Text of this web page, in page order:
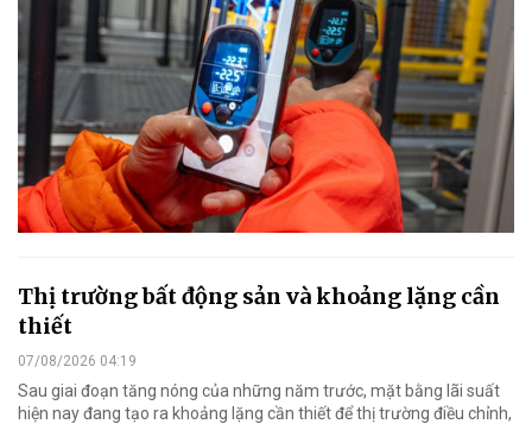
Thị trường bất động sản và khoảng lặng cần
thiết
07/08/2026 04:19
Sau giai đoạn tăng nóng của những năm trước, mặt bằng lãi suất
hiện nay đang tạo ra khoảng lặng cần thiết để thị trường điều chỉnh,